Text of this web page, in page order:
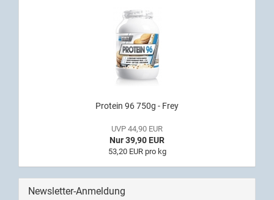
Protein 96 750g - Frey
UVP 44,90 EUR
Nur 39,90 EUR
53,20 EUR pro kg
Newsletter-Anmeldung